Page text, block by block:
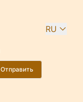
RU
Отправить